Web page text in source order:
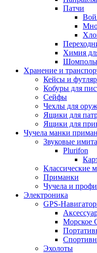
Патчи
Химия
Шомполы
Хранение и
Кейсы и
Кобуры для
Сейфы
Чехлы для
Ящики для
Ящики для
Чучела манки
Звуковые
Plurifon
Классические
Приманки
Чучела и
Электроника
GPS-
Морское
Эхолоты